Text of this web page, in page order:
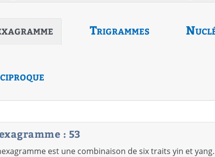
Trigrammes
: 53
est une combinaison de six traits yin et yang.